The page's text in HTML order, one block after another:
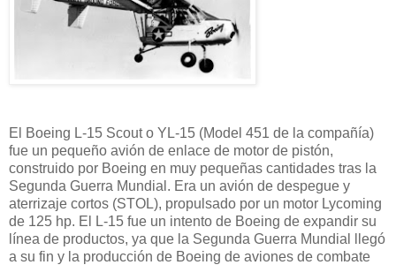
El Boeing L-15 Scout o YL-15 (Model 451 de la compañía)
fue un pequeño avión de enlace de motor de pistón,
construido por Boeing en muy pequeñas cantidades tras la
Segunda Guerra Mundial. Era un avión de despegue y
aterrizaje cortos (STOL), propulsado por un motor Lycoming
de 125 hp. El L-15 fue un intento de Boeing de expandir su
línea de productos, ya que la Segunda Guerra Mundial llegó
a su fin y la producción de Boeing de aviones de combate